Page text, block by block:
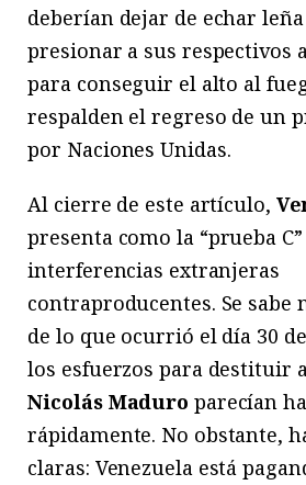
deberían dejar de echar
presionar a sus respectivos
para conseguir el alto al
respalden el regreso de un
por Naciones Unidas.
Al cierre de este artículo,
presenta como la “prueba
interferencias extranjeras
contraproducentes. Se sabe
de lo que ocurrió el día 30
los esfuerzos para destituir
Nicolás Maduro parecían
rápidamente. No obstante,
claras: Venezuela está